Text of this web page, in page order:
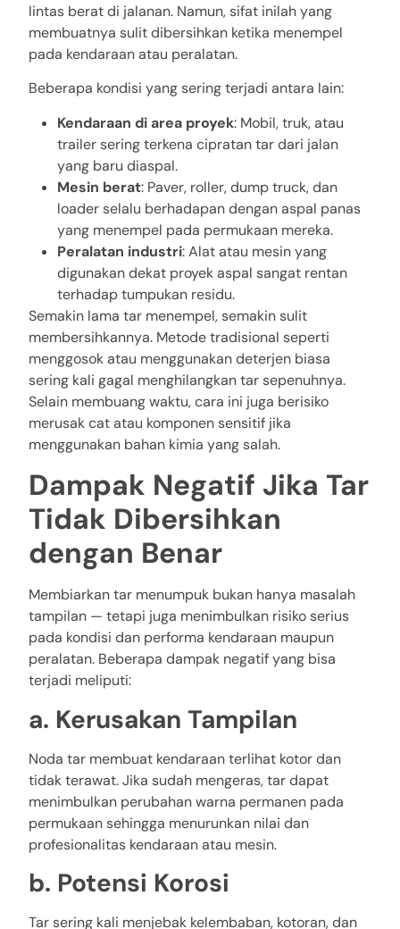
lintas berat di jalanan. Namun, sifat inilah yang
membuatnya sulit dibersihkan ketika menempel
pada kendaraan atau peralatan.
Beberapa kondisi yang sering terjadi antara lain:
Kendaraan di area proyek: Mobil, truk, atau
trailer sering terkena cipratan tar dari jalan
yang baru diaspal.
Mesin berat: Paver, roller, dump truck, dan
loader selalu berhadapan dengan aspal panas
yang menempel pada permukaan mereka.
Peralatan industri: Alat atau mesin yang
digunakan dekat proyek aspal sangat rentan
terhadap tumpukan residu.
Semakin lama tar menempel, semakin sulit
membersihkannya. Metode tradisional seperti
menggosok atau menggunakan deterjen biasa
sering kali gagal menghilangkan tar sepenuhnya.
Selain membuang waktu, cara ini juga berisiko
merusak cat atau komponen sensitif jika
menggunakan bahan kimia yang salah.
Dampak Negatif Jika Tar
Tidak Dibersihkan
dengan Benar
Membiarkan tar menumpuk bukan hanya masalah
tampilan — tetapi juga menimbulkan risiko serius
pada kondisi dan performa kendaraan maupun
peralatan. Beberapa dampak negatif yang bisa
terjadi meliputi:
a. Kerusakan Tampilan
Noda tar membuat kendaraan terlihat kotor dan
tidak terawat. Jika sudah mengeras, tar dapat
menimbulkan perubahan warna permanen pada
permukaan sehingga menurunkan nilai dan
profesionalitas kendaraan atau mesin.
b. Potensi Korosi
Tar sering kali menjebak kelembaban, kotoran, dan